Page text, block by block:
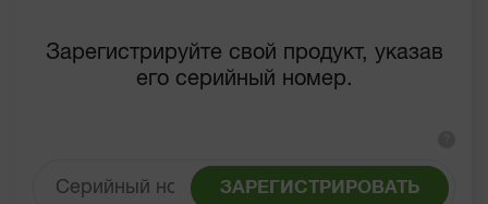
Зарегистрируйте свой продукт, указав
его серийный номер.
ЗАРЕГИСТРИРОВАТЬ